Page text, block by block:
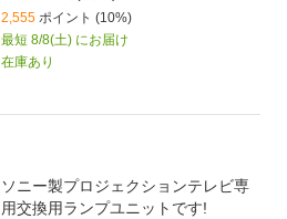
2,555 ポイント (10%)
最短 8/8(土) にお届け
在庫あり
ソニー製プロジェクションテレビ専
用交換用ランプユニットです!